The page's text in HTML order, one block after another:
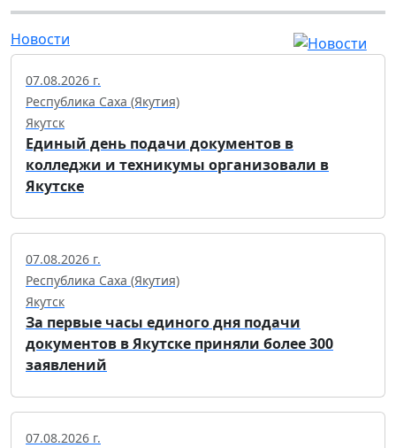
Новости
07.08.2026 г.
Республика Саха (Якутия)
Якутск
Единый день подачи документов в
колледжи и техникумы организовали в
Якутске
07.08.2026 г.
Республика Саха (Якутия)
Якутск
За первые часы единого дня подачи
документов в Якутске приняли более 300
заявлений
07.08.2026 г.